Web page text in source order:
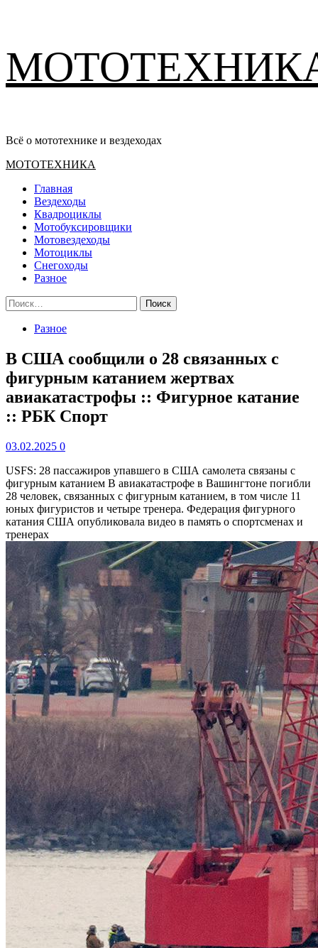
содержимому
Всё о мототехнике и вездеходах
Основное
МОТОТЕХНИКА
Главная
Вездеходы
Квадроциклы
Мотобуксировщики
Мотовездеходы
Мотоциклы
Снегоходы
Разное
Найти:
Разное
В США сообщили о 28 связанных с
фигурным катанием жертвах
авиакатастрофы :: Фигурное катание
:: РБК Спорт
03.02.2025 0
USFS: 28 пассажиров упавшего в США самолета связаны с
фигурным катанием В авиакатастрофе в Вашингтоне погибли
28 человек, связанных с фигурным катанием, в том числе 11
юных фигуристов и четыре тренера. Федерация фигурного
катания США опубликовала видео в память о спортсменах и
тренерах